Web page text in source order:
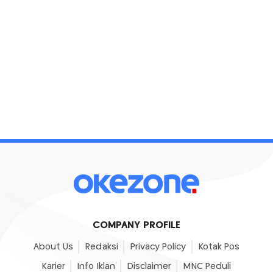
COMPANY PROFILE
About Us Redaksi Privacy Policy Kotak Pos
Karier Info Iklan Disclaimer MNC Peduli